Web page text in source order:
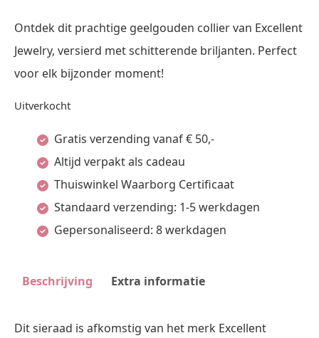
Ontdek dit prachtige geelgouden collier van Excellent
Jewelry, versierd met schitterende briljanten. Perfect
voor elk bijzonder moment!
Uitverkocht
Gratis verzending vanaf € 50,-
Altijd verpakt als cadeau
Thuiswinkel Waarborg Certificaat
Standaard verzending: 1-5 werkdagen
Gepersonaliseerd: 8 werkdagen
Beschrijving Extra informatie
Dit sieraad is afkomstig van het merk Excellent